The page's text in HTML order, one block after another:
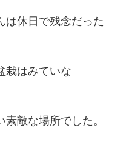
は休日で残念だった
栽はみていな
敵な場所でした。